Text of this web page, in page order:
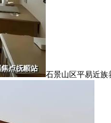
石景山区平易近族